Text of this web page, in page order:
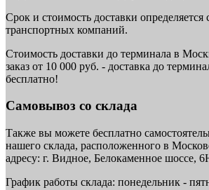
Срок и стоимость доставки определяется
транспортных компаний.
Стоимость доставки до терминала в
заказ от 10 000 руб. - доставка до
бесплатно!
Самовывоз со склада
Также вы можете бесплатно
нашего склада, расположенного в
адресу: г. Видное, Белокаменное шоссе,
График работы склада: понедельник -